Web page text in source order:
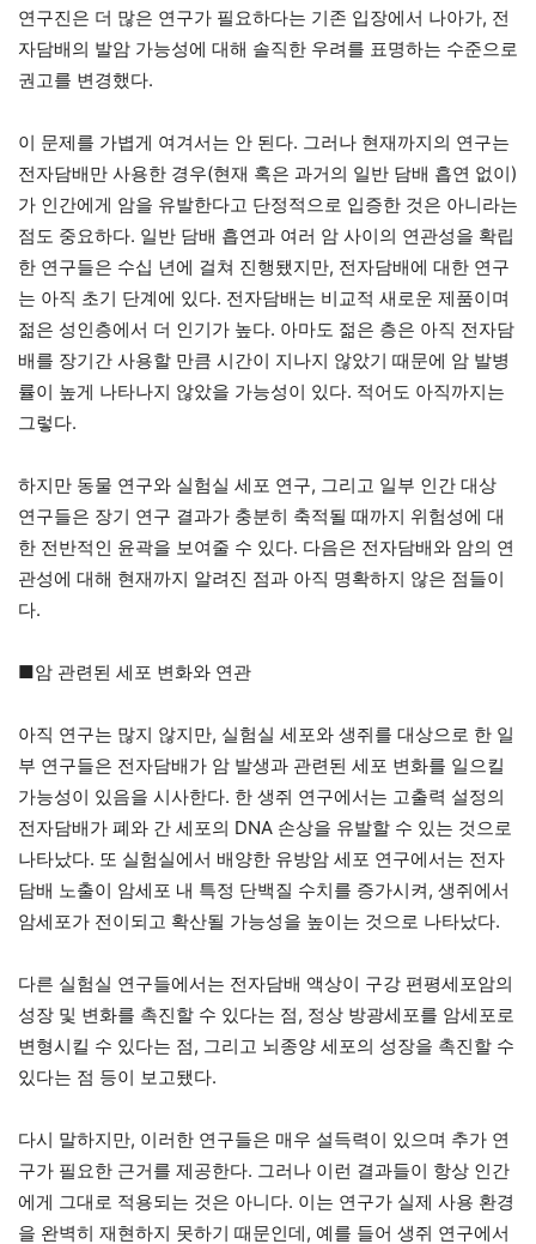
연구진은 더 많은 연구가 필요하다는 기존 입장에서 나아가, 전
자담배의 발암 가능성에 대해 솔직한 우려를 표명하는 수준으로
권고를 변경했다.
이 문제를 가볍게 여겨서는 안 된다. 그러나 현재까지의 연구는
전자담배만 사용한 경우(현재 혹은 과거의 일반 담배 흡연 없이)
가 인간에게 암을 유발한다고 단정적으로 입증한 것은 아니라는
점도 중요하다. 일반 담배 흡연과 여러 암 사이의 연관성을 확립
한 연구들은 수십 년에 걸쳐 진행됐지만, 전자담배에 대한 연구
는 아직 초기 단계에 있다. 전자담배는 비교적 새로운 제품이며
젊은 성인층에서 더 인기가 높다. 아마도 젊은 층은 아직 전자담
배를 장기간 사용할 만큼 시간이 지나지 않았기 때문에 암 발병
률이 높게 나타나지 않았을 가능성이 있다. 적어도 아직까지는
그렇다.
하지만 동물 연구와 실험실 세포 연구, 그리고 일부 인간 대상
연구들은 장기 연구 결과가 충분히 축적될 때까지 위험성에 대
한 전반적인 윤곽을 보여줄 수 있다. 다음은 전자담배와 암의 연
관성에 대해 현재까지 알려진 점과 아직 명확하지 않은 점들이
다.
■암 관련된 세포 변화와 연관
아직 연구는 많지 않지만, 실험실 세포와 생쥐를 대상으로 한 일
부 연구들은 전자담배가 암 발생과 관련된 세포 변화를 일으킬
가능성이 있음을 시사한다. 한 생쥐 연구에서는 고출력 설정의
전자담배가 폐와 간 세포의 DNA 손상을 유발할 수 있는 것으로
나타났다. 또 실험실에서 배양한 유방암 세포 연구에서는 전자
담배 노출이 암세포 내 특정 단백질 수치를 증가시켜, 생쥐에서
암세포가 전이되고 확산될 가능성을 높이는 것으로 나타났다.
다른 실험실 연구들에서는 전자담배 액상이 구강 편평세포암의
성장 및 변화를 촉진할 수 있다는 점, 정상 방광세포를 암세포로
변형시킬 수 있다는 점, 그리고 뇌종양 세포의 성장을 촉진할 수
있다는 점 등이 보고됐다.
다시 말하지만, 이러한 연구들은 매우 설득력이 있으며 추가 연
구가 필요한 근거를 제공한다. 그러나 이런 결과들이 항상 인간
에게 그대로 적용되는 것은 아니다. 이는 연구가 실제 사용 환경
을 완벽히 재현하지 못하기 때문인데, 예를 들어 생쥐 연구에서